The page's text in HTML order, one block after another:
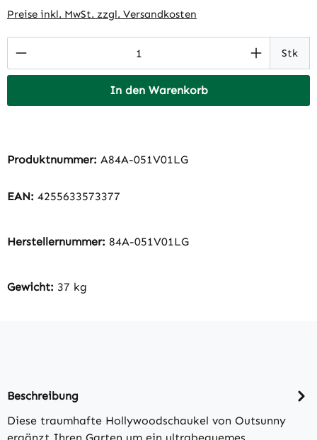
Preise inkl. MwSt. zzgl. Versandkosten
Produkt Anzahl: Gib den gewünschtenStk
In den Warenkorb
Produktnummer: A84A-051V01LG
EAN: 4255633573377
Herstellernummer: 84A-051V01LG
Gewicht: 37 kg
Beschreibung
Diese traumhafte Hollywoodschaukel von Outsunny